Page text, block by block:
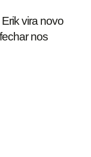
vira novo
nos